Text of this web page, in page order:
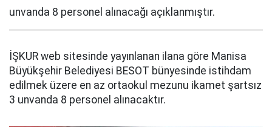
unvanda 8 personel alınacağı açıklanmıştır.
İŞKUR web sitesinde yayınlanan ilana göre Manisa
Büyükşehir Belediyesi BESOT bünyesinde istihdam
edilmek üzere en az ortaokul mezunu ikamet şartsız
3 unvanda 8 personel alınacaktır.